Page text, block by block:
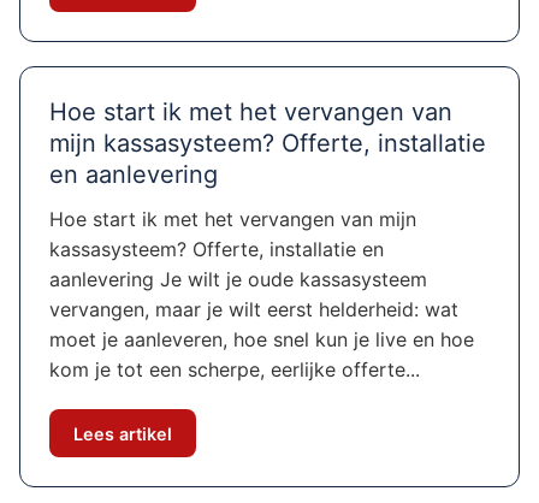
Hoe start ik met het vervangen van
mijn kassasysteem? Offerte, installatie
en aanlevering
Hoe start ik met het vervangen van mijn
kassasysteem? Offerte, installatie en
aanlevering Je wilt je oude kassasysteem
vervangen, maar je wilt eerst helderheid: wat
moet je aanleveren, hoe snel kun je live en hoe
kom je tot een scherpe, eerlijke offerte...
Lees artikel